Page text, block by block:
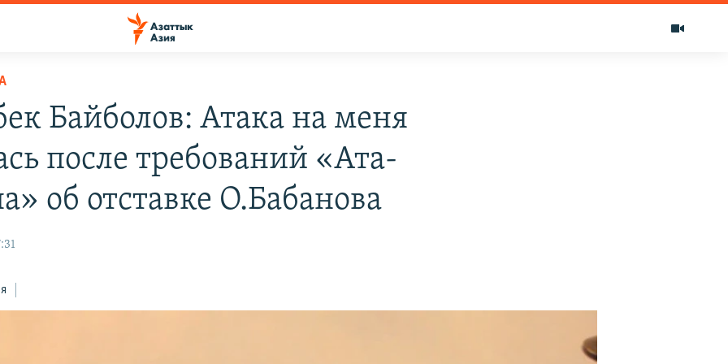
Байболов: Атака на меня
после требований «Ата-
об отставке О.Бабанова